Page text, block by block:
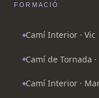
FORMACIÓ
Camí Interior · Vic
Camí de Tornada ·
Camí Interior ·